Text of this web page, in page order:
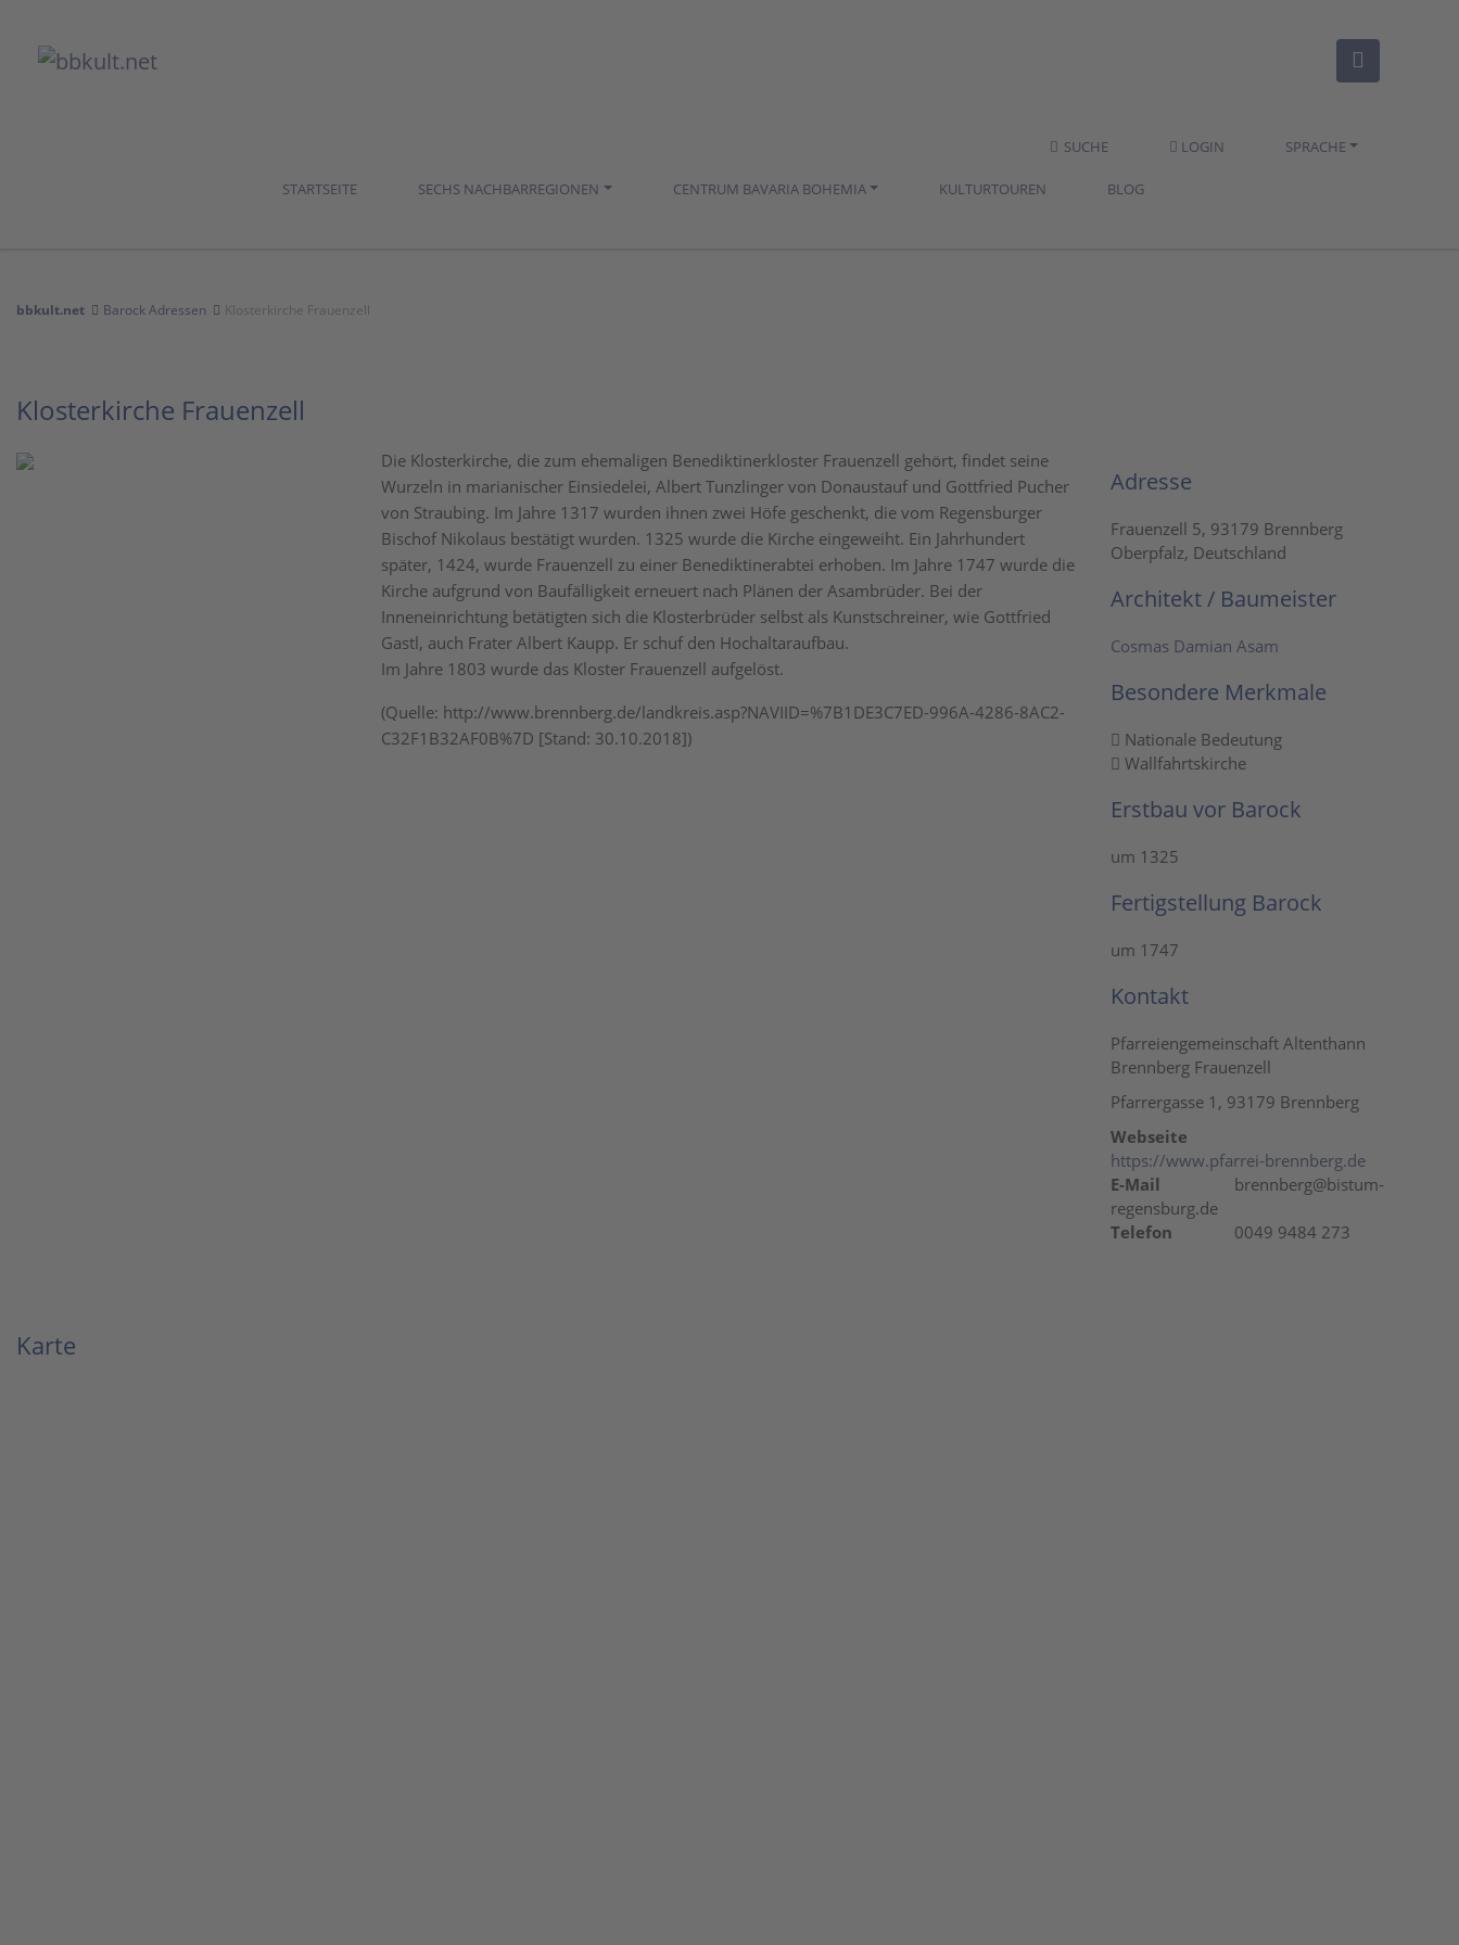
SUCHE LOGIN SPRACHE
STARTSEITE SECHS NACHBARREGIONEN CENTRUM BAVARIA BOHEMIA KULTURTOUREN BLOG
bbkult.net Barock Adressen Klosterkirche Frauenzell
Klosterkirche Frauenzell
Die Klosterkirche, die zum ehemaligen Benediktinerkloster Frauenzell gehört, findet seine
Wurzeln in marianischer Einsiedelei, Albert Tunzlinger von Donaustauf und Gottfried Pucher
von Straubing. Im Jahre 1317 wurden ihnen zwei Höfe geschenkt, die vom Regensburger
Bischof Nikolaus bestätigt wurden. 1325 wurde die Kirche eingeweiht. Ein Jahrhundert
später, 1424, wurde Frauenzell zu einer Benediktinerabtei erhoben. Im Jahre 1747 wurde die
Kirche aufgrund von Baufälligkeit erneuert nach Plänen der Asambrüder. Bei der
Inneneinrichtung betätigten sich die Klosterbrüder selbst als Kunstschreiner, wie Gottfried
Gastl, auch Frater Albert Kaupp. Er schuf den Hochaltaraufbau.
Im Jahre 1803 wurde das Kloster Frauenzell aufgelöst.
(Quelle: http://www.brennberg.de/landkreis.asp?NAVIID=%7B1DE3C7ED-996A-4286-8AC2-
C32F1B32AF0B%7D [Stand: 30.10.2018])
Adresse
Frauenzell 5, 93179 Brennberg
Oberpfalz, Deutschland
Architekt / Baumeister
Cosmas Damian Asam
Besondere Merkmale
Nationale Bedeutung
Wallfahrtskirche
Erstbau vor Barock
um 1325
Fertigstellung Barock
um 1747
Kontakt
Pfarreiengemeinschaft Altenthann
Brennberg Frauenzell
Pfarrergasse 1, 93179 Brennberg
Webseite
https://www.pfarrei-brennberg.de
E-Mail
brennberg@bistum-
regensburg.de
Telefon
0049 9484 273
Karte